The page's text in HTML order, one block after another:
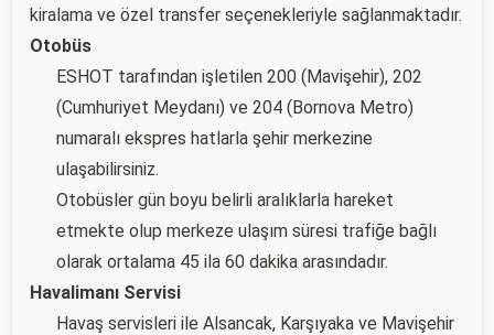
kiralama ve özel transfer seçenekleriyle sağlanmaktadır.
Otobüs
ESHOT tarafından işletilen 200 (Mavişehir), 202
(Cumhuriyet Meydanı) ve 204 (Bornova Metro)
numaralı ekspres hatlarla şehir merkezine
ulaşabilirsiniz.
Otobüsler gün boyu belirli aralıklarla hareket
etmekte olup merkeze ulaşım süresi trafiğe bağlı
olarak ortalama 45 ila 60 dakika arasındadır.
Havalimanı Servisi
Havaş servisleri ile Alsancak, Karşıyaka ve Mavişehir